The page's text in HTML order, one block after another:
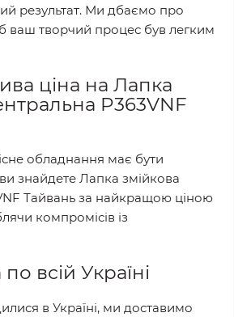
результат. Ми дбаємо про
ваш творчий процес був легким
ціна на Лапка
P363VNF
обладнання має бути
знайдете Лапка змійкова
Тайвань за найкращою ціною
компромісів із
всій Україні
в Україні, ми доставимо